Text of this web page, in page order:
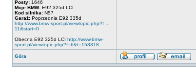
Posty: 1646
Moje BMW: E92 325d LCI
Kod silnika: N57
Garaż: Poprzednia E92 335d
http://www.bmw-sport.pl/viewtopic.php?f ...
11&start=0
Obecna E92 325d LCI http://www.bmw-
sport.pl/viewtopic.php?f=6&t=153318
Góra